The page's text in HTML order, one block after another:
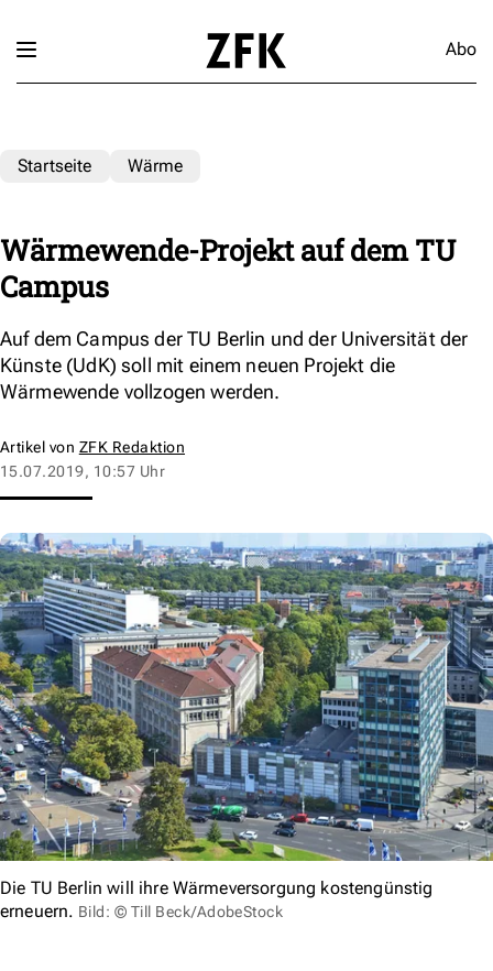
Abo
Startseite Wärme
Wärmewende-Projekt auf dem TU
Campus
Auf dem Campus der TU Berlin und der Universität der
Künste (UdK) soll mit einem neuen Projekt die
Wärmewende vollzogen werden.
Artikel von ZFK Redaktion
15.07.2019, 10:57 Uhr
Die TU Berlin will ihre Wärmeversorgung kostengünstig
erneuern. Bild: © Till Beck/AdobeStock